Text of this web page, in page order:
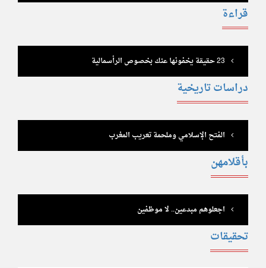
قراءة
23 حقيقة يخفونها عنك بخصوص الرأسمالية
دراسات تاريخية
الفتح الإسلامي وملحمة تعريب المغرب
بأقلامهن
اجعلوهم مبدعين.. لا موظفين
تحقيقات